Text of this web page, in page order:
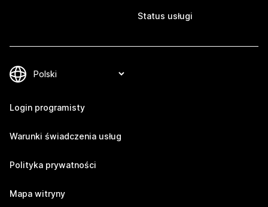
Status usługi
Login programisty
Warunki świadczenia usług
Polityka prywatności
Mapa witryny